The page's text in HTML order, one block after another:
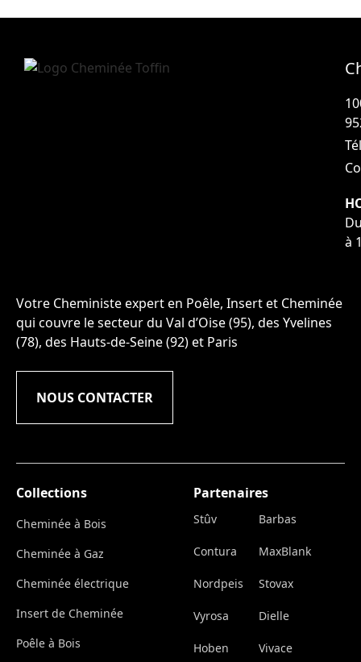
à
Votre Cheministe expert en Poêle, Insert et Cheminée
qui couvre le secteur du Val d’Oise (95), des Yvelines
(78), des Hauts-de-Seine (92) et Paris
NOUS CONTACTER
Collections
Cheminée à Bois
Cheminée à Gaz
Cheminée électrique
Insert de Cheminée
Poêle à Bois
Partenaires
Stûv Barbas
Contura MaxBlank
Nordpeis Stovax
Vyrosa Dielle
Hoben Vivace